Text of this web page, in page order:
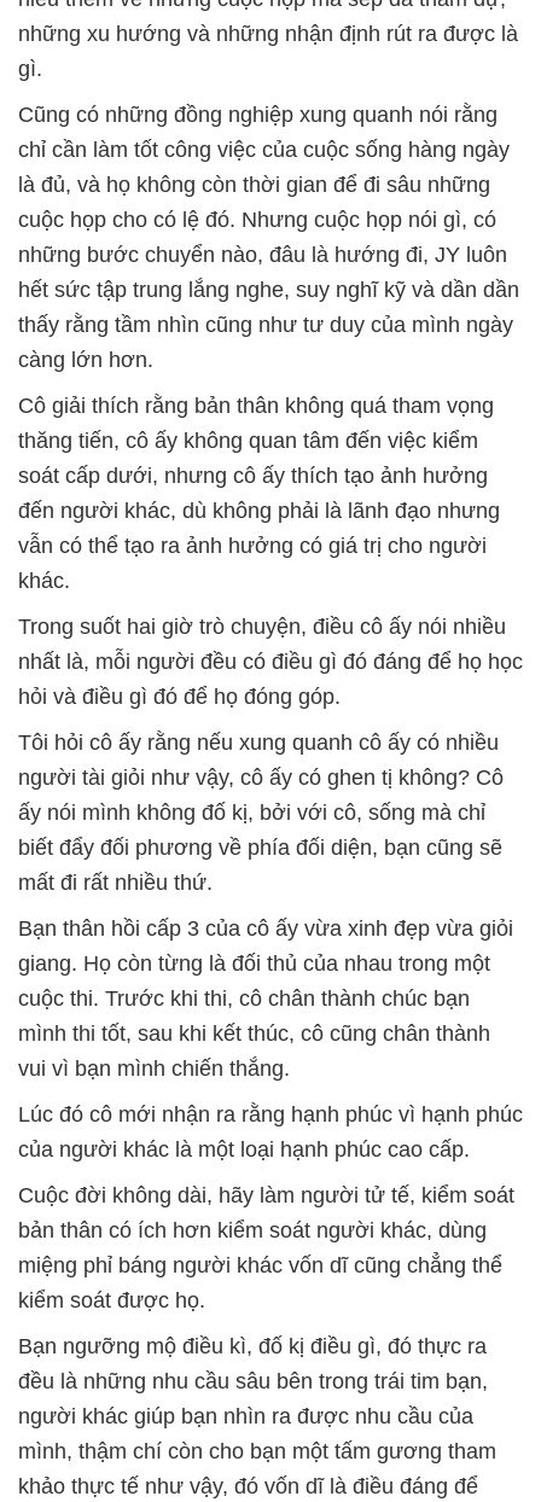
những xu hướng và những nhận định rút ra được là
gì.
Cũng có những đồng nghiệp xung quanh nói rằng
chỉ cần làm tốt công việc của cuộc sống hàng ngày
là đủ, và họ không còn thời gian để đi sâu những
cuộc họp cho có lệ đó. Nhưng cuộc họp nói gì, có
những bước chuyển nào, đâu là hướng đi, JY luôn
hết sức tập trung lắng nghe, suy nghĩ kỹ và dần dần
thấy rằng tầm nhìn cũng như tư duy của mình ngày
càng lớn hơn.
Cô giải thích rằng bản thân không quá tham vọng
thăng tiến, cô ấy không quan tâm đến việc kiểm
soát cấp dưới, nhưng cô ấy thích tạo ảnh hưởng
đến người khác, dù không phải là lãnh đạo nhưng
vẫn có thể tạo ra ảnh hưởng có giá trị cho người
khác.
Trong suốt hai giờ trò chuyện, điều cô ấy nói nhiều
nhất là, mỗi người đều có điều gì đó đáng để họ học
hỏi và điều gì đó để họ đóng góp.
Tôi hỏi cô ấy rằng nếu xung quanh cô ấy có nhiều
người tài giỏi như vậy, cô ấy có ghen tị không? Cô
ấy nói mình không đố kị, bởi với cô, sống mà chỉ
biết đẩy đối phương về phía đối diện, bạn cũng sẽ
mất đi rất nhiều thứ.
Bạn thân hồi cấp 3 của cô ấy vừa xinh đẹp vừa giỏi
giang. Họ còn từng là đối thủ của nhau trong một
cuộc thi. Trước khi thi, cô chân thành chúc bạn
mình thi tốt, sau khi kết thúc, cô cũng chân thành
vui vì bạn mình chiến thắng.
Lúc đó cô mới nhận ra rằng hạnh phúc vì hạnh phúc
của người khác là một loại hạnh phúc cao cấp.
Cuộc đời không dài, hãy làm người tử tế, kiểm soát
bản thân có ích hơn kiểm soát người khác, dùng
miệng phỉ báng người khác vốn dĩ cũng chẳng thể
kiểm soát được họ.
Bạn ngưỡng mộ điều kì, đố kị điều gì, đó thực ra
đều là những nhu cầu sâu bên trong trái tim bạn,
người khác giúp bạn nhìn ra được nhu cầu của
mình, thậm chí còn cho bạn một tấm gương tham
khảo thực tế như vậy, đó vốn dĩ là điều đáng để